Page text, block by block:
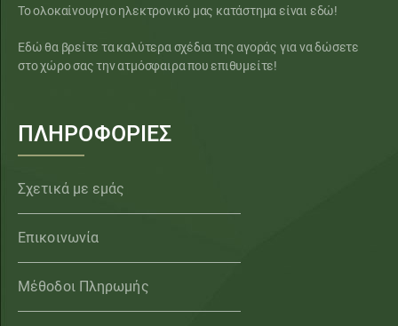
Το ολοκαίνουργιο ηλεκτρονικό μας κατάστημα είναι εδώ!
Εδώ θα βρείτε τα καλύτερα σχέδια της αγοράς για να δώσετε
στο χώρο σας την ατμόσφαιρα που επιθυμείτε!
ΠΛΗΡΟΦΟΡΙΕΣ
Σχετικά με εμάς
Επικοινωνία
Μέθοδοι Πληρωμής